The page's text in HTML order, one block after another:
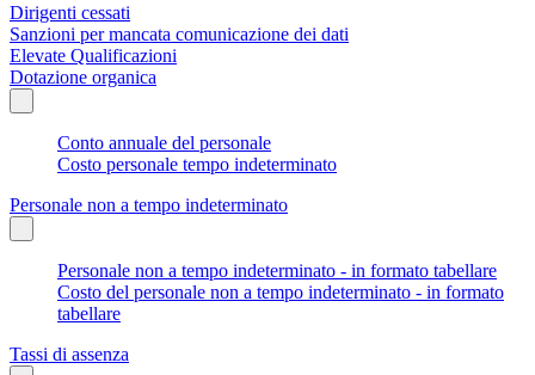
Dirigenti cessati
Sanzioni per mancata comunicazione dei dati
Elevate Qualificazioni
Dotazione organica
Conto annuale del personale
Costo personale tempo indeterminato
Personale non a tempo indeterminato
Personale non a tempo indeterminato - in formato tabellare
Costo del personale non a tempo indeterminato - in formato
tabellare
Tassi di assenza